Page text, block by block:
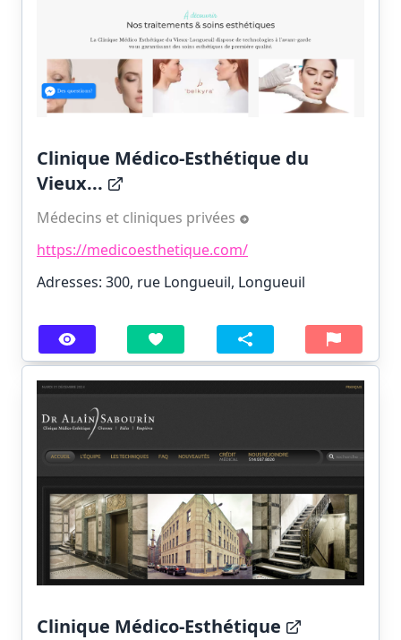
Clinique Médico-Esthétique du
Vieux...
Médecins et cliniques privées
https://medicoesthetique.com/
Adresses: 300, rue Longueuil, Longueuil
Clinique Médico-Esthétique